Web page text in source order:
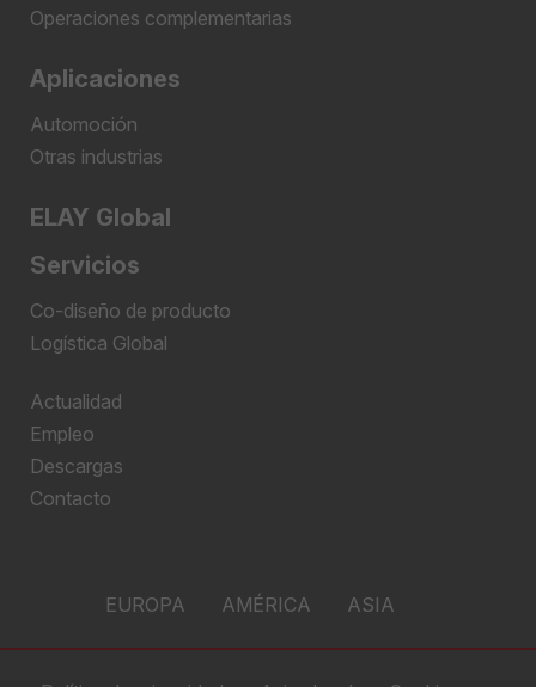
Operaciones complementarias
Aplicaciones
Automoción
Otras industrias
ELAY Global
Servicios
Co-diseño de producto
Logística Global
Actualidad
Empleo
Descargas
Contacto
EUROPA AMÉRICA ASIA